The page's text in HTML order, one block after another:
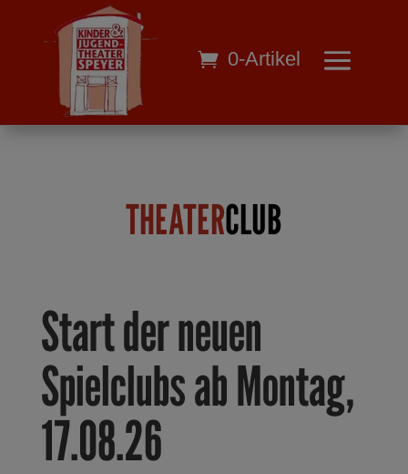
0-Artikel
THEATERCLUB
Start der neuen
Spielclubs ab Montag,
17.08.26